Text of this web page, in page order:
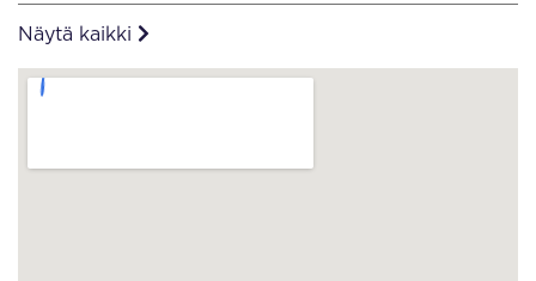
Näytä kaikki